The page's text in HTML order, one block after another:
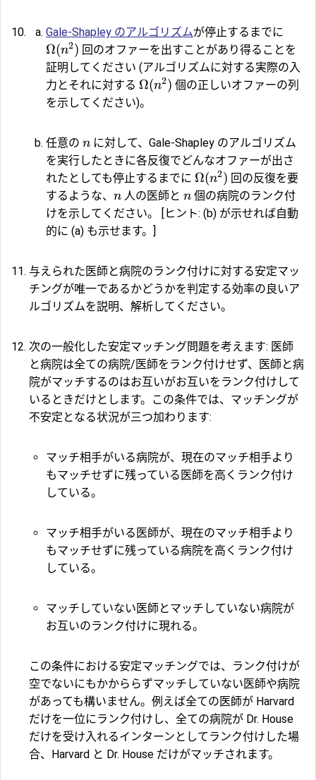
Gale-Shapley のアルゴリズムが停止するまでに
Ω(n2) 回のオファーを出すことがあり得ることを
証明してください (アルゴリズムに対する実際の入
力とそれに対する Ω(n2) 個の正しいオファーの列
を示してください)。
任意の n に対して、Gale-Shapley のアルゴリズム
を実行したときに各反復でどんなオファーが出さ
れたとしても停止するまでに Ω(n2) 回の反復を要
するような、 n 人の医師と n 個の病院のランク付
けを示してください。 [ヒント: (b) が示せれば自動
的に (a) も示せます。]
与えられた医師と病院のランク付けに対する安定マッ
チングが唯一であるかどうかを判定する効率の良いア
ルゴリズムを説明、解析してください。
次の一般化した安定マッチング問題を考えます: 医師
と病院は全ての病院/医師をランク付けせず、医師と病
院がマッチするのはお互いがお互いをランク付けして
いるときだけとします。この条件では、マッチングが
不安定となる状況が三つ加わります:
マッチ相手がいる病院が、現在のマッチ相手より
もマッチせずに残っている医師を高くランク付け
している。
マッチ相手がいる医師が、現在のマッチ相手より
もマッチせずに残っている病院を高くランク付け
している。
マッチしていない医師とマッチしていない病院が
お互いのランク付けに現れる。
この条件における安定マッチングでは、ランク付けが
空でないにもかかららずマッチしていない医師や病院
があっても構いません。例えば全ての医師が Harvard
だけを一位にランク付けし、全ての病院が Dr. House
だけを受け入れるインターンとしてランク付けした場
合、Harvard と Dr. House だけがマッチされます。